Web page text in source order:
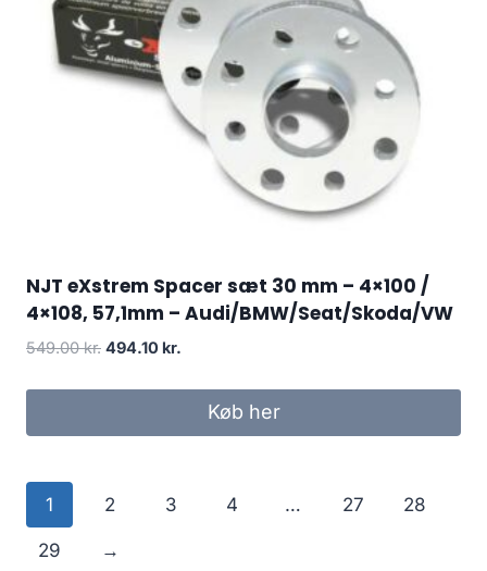
NJT eXstrem Spacer sæt 30 mm – 4×100 /
4×108, 57,1mm – Audi/BMW/Seat/Skoda/VW
549.00kr. Den
494.10 kr.
Køb her
1 2 3 4 … 27 28
29 →